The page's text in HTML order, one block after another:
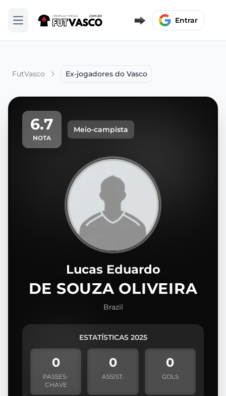
Abrir menu Entrar
FutVasco Ex-jogadores do Vasco
6.7
NOTA
Meio-campista
Lucas Eduardo
DE SOUZA OLIVEIRA
Brazil
ESTATÍSTICAS 2025
0
PASSES-
CHAVE
0
ASSIST.
0
GOLS